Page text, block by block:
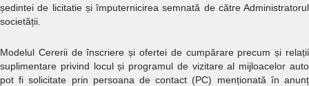
ședintei de licitatie și împuternicirea semnată de către Administratorul
societății.
Modelul Cererii de înscriere și ofertei de cumpărare precum și relații
suplimentare privind locul și programul de vizitare al mijloacelor auto
pot fi solicitate prin persoana de contact (PC) menționată în anunț